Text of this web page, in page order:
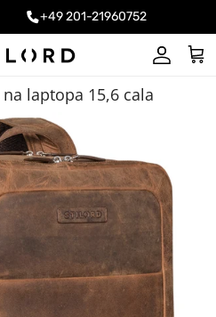
+49 201-21960752
Konto
laptopa 15,6 cala